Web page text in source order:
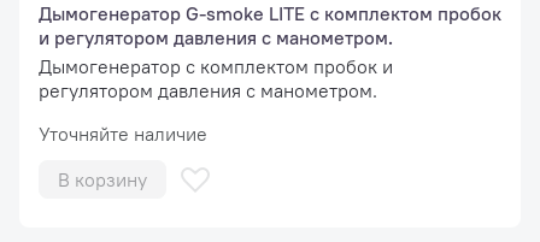
Дымогенератор G-smoke LITE с комплектом пробок
и регулятором давления с манометром.
Дымогенератор с комплектом пробок и
регулятором давления с манометром.
Уточняйте наличие
В корзину